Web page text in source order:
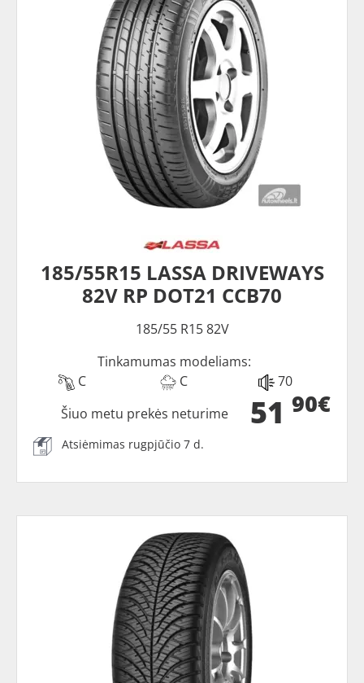
185/55R15 LASSA DRIVEWAYS
82V RP DOT21 CCB70
185/55 R15 82V
Tinkamumas modeliams:
C
C 70
51 90€
Šiuo metu prekės neturime
Atsiėmimas rugpjūčio 7 d.